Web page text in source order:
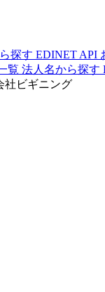
探す EDINET API
覧 法人名から探す
社ビギニング